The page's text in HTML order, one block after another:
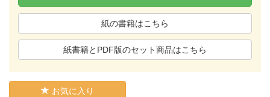
紙の書籍はこちら
紙書籍とPDF版のセット商品はこちら
お気に入り